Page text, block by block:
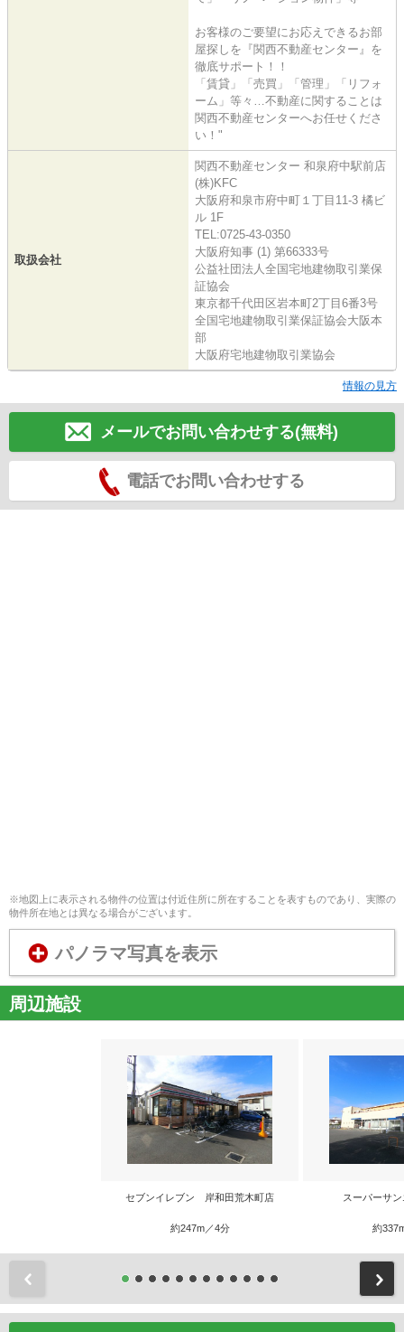
お客様のご要望にお応えできるお部
屋探しを『関西不動産センター』を
徹底サポート！！
「賃貸」「売買」「管理」「リフォ
ーム」等々…不動産に関することは
関西不動産センターへお任せくださ
い！"
取扱会社
関西不動産センター 和泉府中駅前店
(株)KFC
大阪府和泉市府中町１丁目11-3 橘ビ
ル 1F
TEL:0725-43-0350
大阪府知事 (1) 第66333号
公益社団法人全国宅地建物取引業保
証協会
東京都千代田区岩本町2丁目6番3号
全国宅地建物取引業保証協会大阪本
部
大阪府宅地建物取引業協会
情報の見方
メールでお問い合わせする(無料)
電話でお問い合わせする
※地図上に表示される物件の位置は付近住所に所在することを表すものであり、実際の
物件所在地とは異なる場合がございます。
パノラマ写真を表示
周辺施設
セブンイレブン 岸和田荒木町店
約247m／4分
スーパーサ
約